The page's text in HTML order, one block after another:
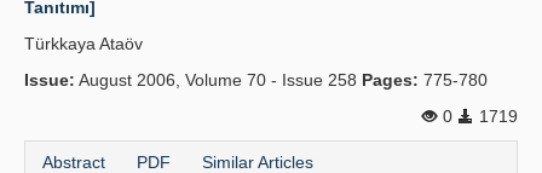
Tanıtımı]
Türkkaya Ataöv
Issue: August 2006, Volume 70 - Issue 258 Pages: 775-780
0
1719
Abstract PDF Similar Articles